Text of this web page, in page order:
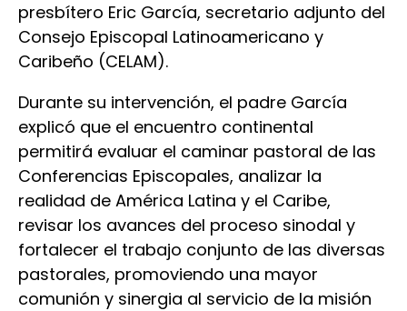
presbítero Eric García, secretario adjunto del
Consejo Episcopal Latinoamericano y
Caribeño (CELAM).
Durante su intervención, el padre García
explicó que el encuentro continental
permitirá evaluar el caminar pastoral de las
Conferencias Episcopales, analizar la
realidad de América Latina y el Caribe,
revisar los avances del proceso sinodal y
fortalecer el trabajo conjunto de las diversas
pastorales, promoviendo una mayor
comunión y sinergia al servicio de la misión